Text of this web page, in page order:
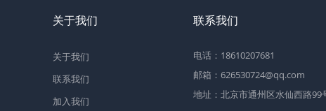
关于我们
关于我们
联系我们
加入我们
联系我们
电话：18610207681
邮箱：626530724@qq.com
地址：北京市通州区水仙西路99